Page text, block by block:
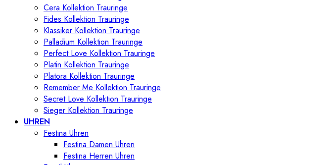
Cera Kollektion Trauringe
Fides Kollektion Trauringe
Klassiker Kollektion Trauringe
Palladium Kollektion Trauringe
Perfect Love Kollektion Trauringe
Platin Kollektion Trauringe
Platora Kollektion Trauringe
Remember Me Kollektion Trauringe
Secret Love Kollektion Trauringe
Sieger Kollektion Trauringe
UHREN
Festina Uhren
Festina Damen Uhren
Festina Herren Uhren